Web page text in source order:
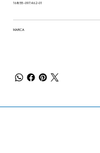
16855 -097.462-01
MARCA